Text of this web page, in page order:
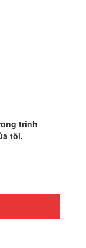
trình
tôi.